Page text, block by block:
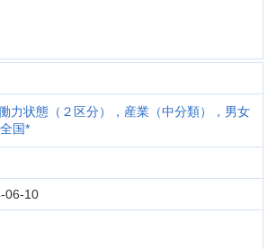
力状態（２区分），産業（中分類），男女
国*
06-10